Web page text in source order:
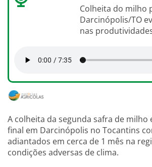
Colheita do milho
Darcinópolis/TO
nas
A colheita da segunda safra de milho
final em Darcinópolis no Tocantins
adiantados em cerca de 1 mês na
condições adversas de clima.